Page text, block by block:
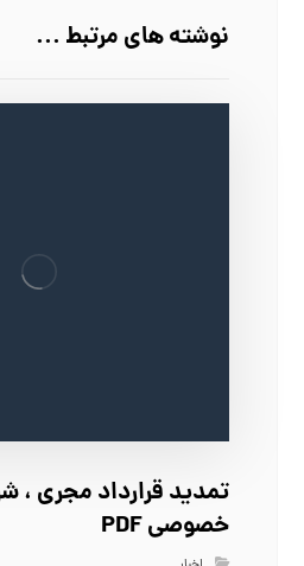
نوشته های مرتبط ...
تمدید قرارداد مجری ،
خصوصی PDF